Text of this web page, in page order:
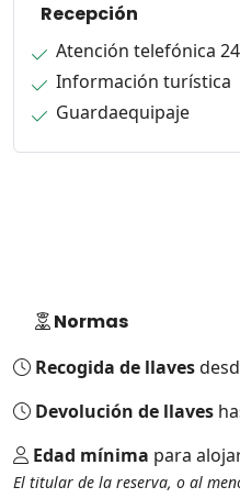
Recepción
Atención telefónica
Información turística
Guardaequipaje
Normas
Recogida de llaves
Devolución de llaves
Edad mínima para
El titular de la reserva, o al